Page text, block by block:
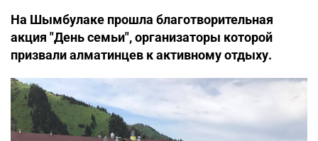
На Шымбулаке прошла благотворительная
акция "День семьи", организаторы которой
призвали алматинцев к активному отдыху.